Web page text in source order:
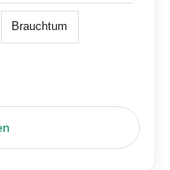
Brauchtum